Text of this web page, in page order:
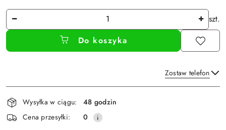
Ilość
szt.
Do koszyka
Zostaw telefon
Wyślij
Dostępność
i
dostawa
Wysyłka w ciągu:
48 godzin
Cena przesyłki:
0